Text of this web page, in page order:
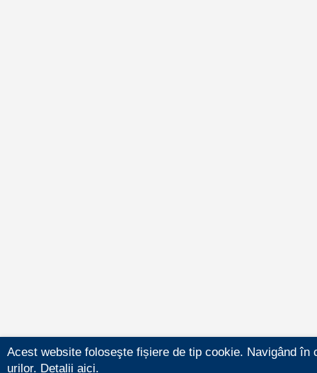
Acest website foloseşte fișiere de tip cookie. Navigând
urilor. Detalii aici.